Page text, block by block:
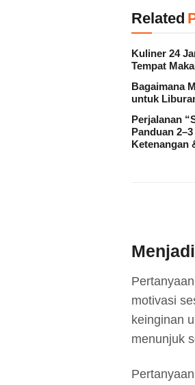
Related
Kuliner 24
Tempat
Bagaimana
untuk
Perjalanan
Panduan
Ketenangan
motivasi
keinginan
menunjuk